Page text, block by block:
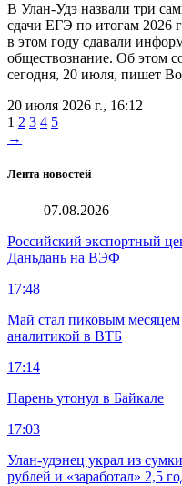
В Улан-Удэ назвали три
сдачи ЕГЭ по итогам 2026
в этом году сдавали
обществознание. Об этом
сегодня, 20 июля, пишет
20 июля 2026 г., 16:12
1 2 3 4 5
→
Лента новостей
07.08.2026
Российский экспортный
Даньдань на ВЭФ
17:48
Май стал пиковым месяцем
аналитикой в ВТБ
17:14
Парень утонул в Байкале
17:03
Улан-удэнец украл из
рублей и «заработал» 2,5